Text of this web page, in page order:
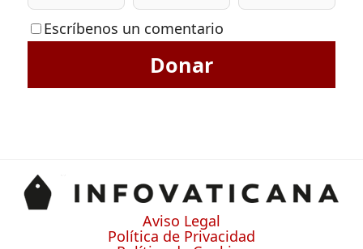
Escríbenos un comentario
Donar
Aviso Legal
Política de Privacidad